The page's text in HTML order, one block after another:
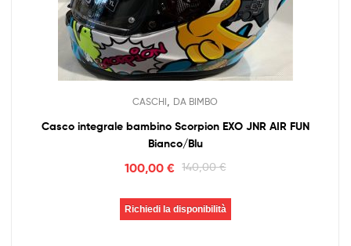
CASCHI DA BIMBO
Casco integrale bambino Scorpion EXO JNR AIR FUN
Bianco/Blu
140,00€
100,00 €
Richiedi la disponibilità